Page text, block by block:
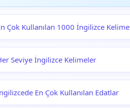
Çok Kullanılan 1000 İngilizce Kelime
Seviye İngilizce Kelimeler
En Çok Kullanılan Edatlar